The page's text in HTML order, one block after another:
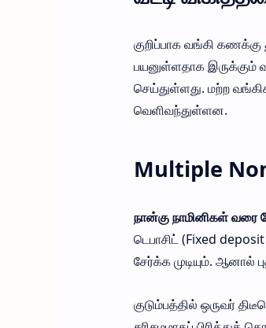
குறிப்பாக வங்கி
பயனுள்ளதாக
செய்துள்ளது. மற்ற
வெளிவந்துள்ளன.
Multiple
நான்கு நாமினிகள் வரை
டெபாசிட் (Fixed
சேர்க்க முடியும். ஆனால்
குடும்பத்தில் ஒருவர்